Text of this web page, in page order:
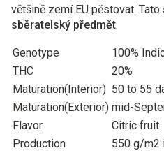
většině zemí EU pěstovat. Tato
sběratelský předmět.
Genotype
100%
THC
20%
Maturation(Interior) 50 to 55
Maturation(Exterior) mid-
Flavor
Citric fruit
Production
550 g/m2